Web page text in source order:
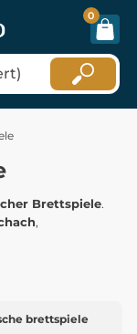
0
Brettspiele.
,
brettspiele